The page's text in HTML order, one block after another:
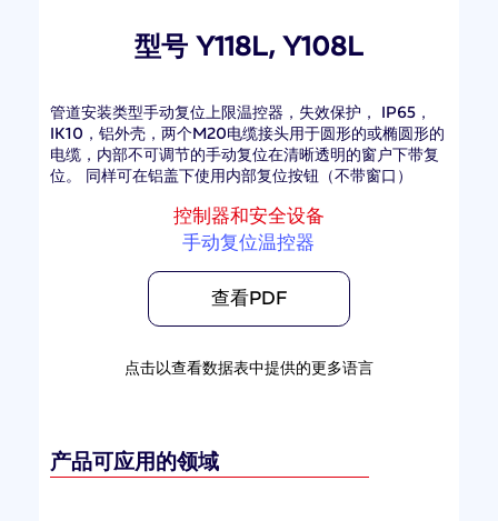
型号 Y118L, Y108L
管道安装类型手动复位上限温控器，失效保护， IP65，
IK10，铝外壳，两个M20电缆接头用于圆形的或椭圆形的
电缆，内部不可调节的手动复位在清晰透明的窗户下带复
位。 同样可在铝盖下使用内部复位按钮（不带窗口）
控制器和安全设备
手动复位温控器
查看PDF
点击以查看数据表中提供的更多语言
产品可应用的领域